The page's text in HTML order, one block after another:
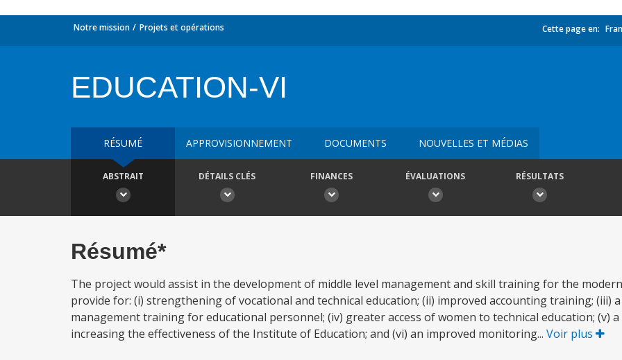
Notre mission Projets et opérations Cette page en:
EDUCATION-VI
RÉSUMÉ APPROVISIONNEMENT DOCUMENTS NOUVELLES ET MÉDIAS
ABSTRAIT DÉTAILS CLÉS FINANCES ÉVALUATIONS RÉSULTATS
Résumé*
The project would assist in the development of middle level management and skill training for the
provide for: (i) strengthening of vocational and technical education; (ii) improved accounting training; (iii)
management training for educational personnel; (iv) greater access of women to technical education; (v)
increasing the effectiveness of the Institute of Education; and (vi) an improved monitoring... Voir plus